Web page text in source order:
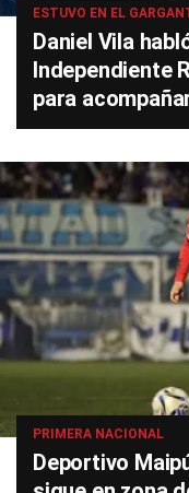
ESTUVO EN EL
Daniel Vila
Independiente
para
PRIMERA NACIONAL
Deportivo